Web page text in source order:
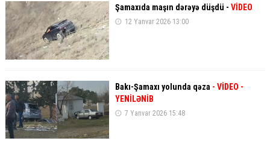
Şamaxıda maşın dərəyə düşdü - VİDEO
12 Yanvar 2026 13:00
Bakı-Şamaxı yolunda qəza - VİDEO -
YENİLƏNİB
7 Yanvar 2026 15:48